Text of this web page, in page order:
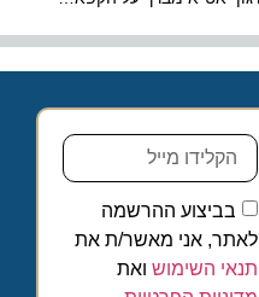
בביצוע ההרשמה
לאתר, אני מאשר/ת את
תנאי השימוש ואת